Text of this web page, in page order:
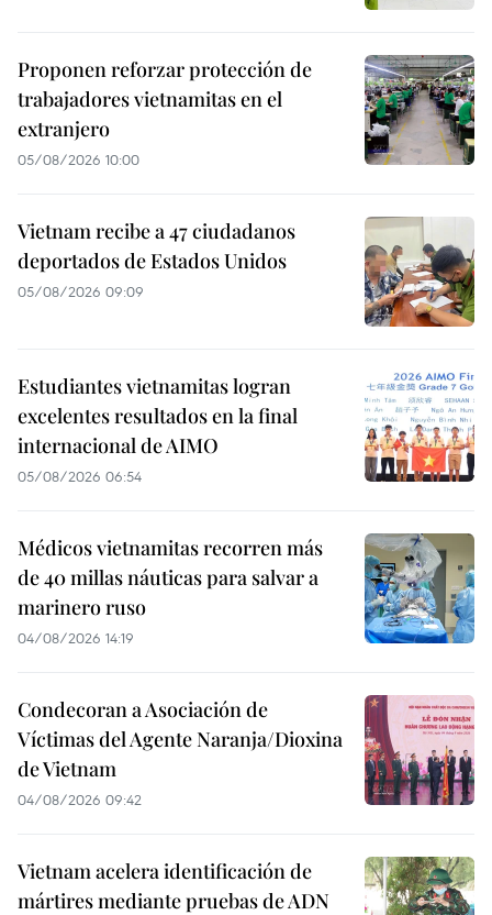
Proponen reforzar protección de
trabajadores vietnamitas en el
extranjero
05/08/2026 10:00
Vietnam recibe a 47 ciudadanos
deportados de Estados Unidos
05/08/2026 09:09
Estudiantes vietnamitas logran
excelentes resultados en la final
internacional de AIMO
05/08/2026 06:54
Médicos vietnamitas recorren más
de 40 millas náuticas para salvar a
marinero ruso
04/08/2026 14:19
Condecoran a Asociación de
Víctimas del Agente Naranja/Dioxina
de Vietnam
04/08/2026 09:42
Vietnam acelera identificación de
mártires mediante pruebas de ADN